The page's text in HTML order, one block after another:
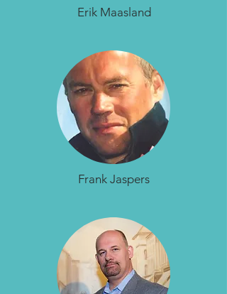
Erik Maasland
Frank Jaspers